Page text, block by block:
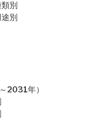
別
別
2031年）